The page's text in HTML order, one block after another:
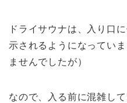
ドライサウナは、入り口
示されるようになってい
ませんでしたが）
なので、入る前に混雑し